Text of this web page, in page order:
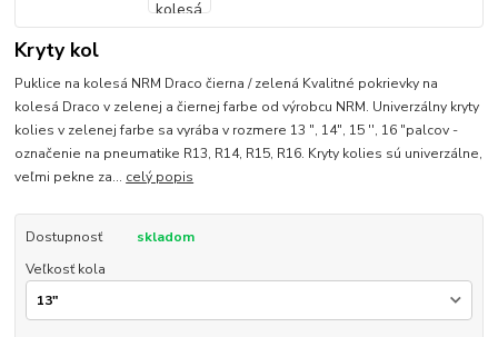
Kryty kol
Puklice na kolesá NRM Draco čierna / zelená Kvalitné pokrievky na
kolesá Draco v zelenej a čiernej farbe od výrobcu NRM. Univerzálny kryty
kolies v zelenej farbe sa vyrába v rozmere 13 ", 14", 15 '', 16 "palcov -
označenie na pneumatike R13, R14, R15, R16. Kryty kolies sú univerzálne,
veľmi pekne za... celý popis
Dostupnosť
skladom
Veľkosť kola